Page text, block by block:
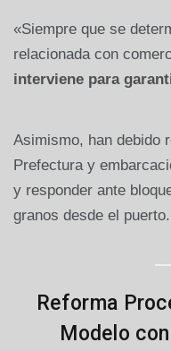
«Siempre que se
relacionada con
interviene para
Asimismo, han debido
Prefectura y
y responder ante
granos desde el puerto.
Reforma
Modelo